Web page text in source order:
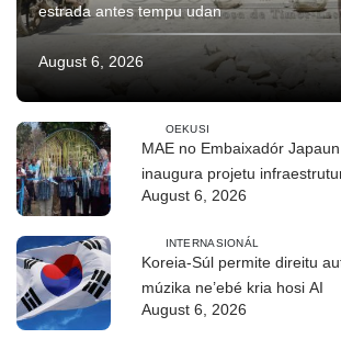
estrada antes tempu udan
August 6, 2026
OEKUSI
MAE no Embaixadór Japaun
inaugura projetu
CIREP 12 iha Nítibe
August 6, 2026
INTERNASIONÁL
Koreia-Súl permite direitu
múzika ne’ebé kria hosi AI
August 6, 2026